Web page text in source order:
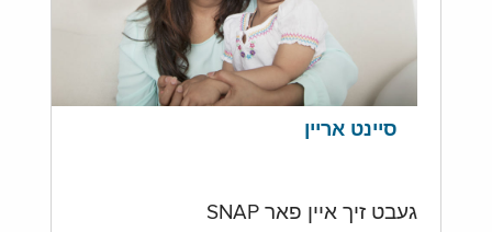
סיינט אריין
געבט זיך איין פאר SNAP